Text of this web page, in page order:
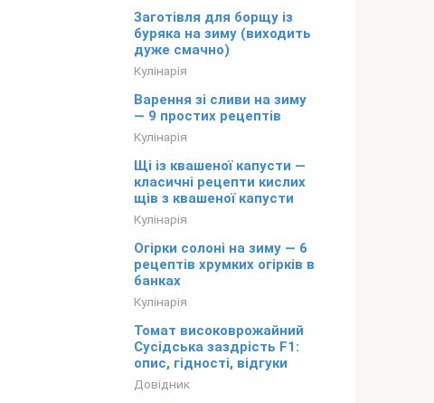
Заготівля для борщу із
буряка на зиму (виходить
дуже смачно)
Кулінарія
Варення зі сливи на зиму
— 9 простих рецептів
Кулінарія
Щі із квашеної капусти —
класичні рецепти кислих
щів з квашеної капусти
Кулінарія
Огірки солоні на зиму — 6
рецептів хрумких огірків в
банках
Кулінарія
Томат високоврожайний
Сусідська заздрість F1:
опис, гідності, відгуки
Довідник